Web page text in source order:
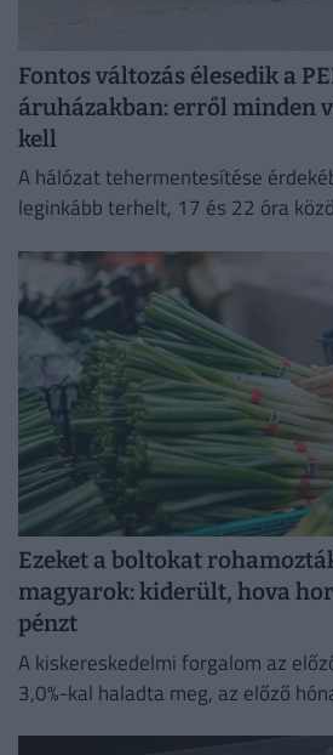
Fontos változás élesedik a
áruházakban: erről minden
kell
A hálózat tehermentesítése
leginkább terhelt, 17 és 22 óra
Ezeket a boltokat
magyarok: kiderült, hova
pénzt
A kiskereskedelmi forgalom az
3,0%-kal haladta meg, az előző